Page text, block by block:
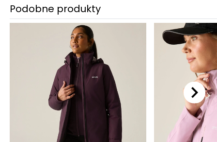
Podobne produkty